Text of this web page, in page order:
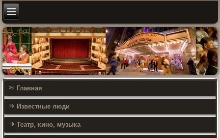
Главная
Известные люди
Театр, кино, музыка